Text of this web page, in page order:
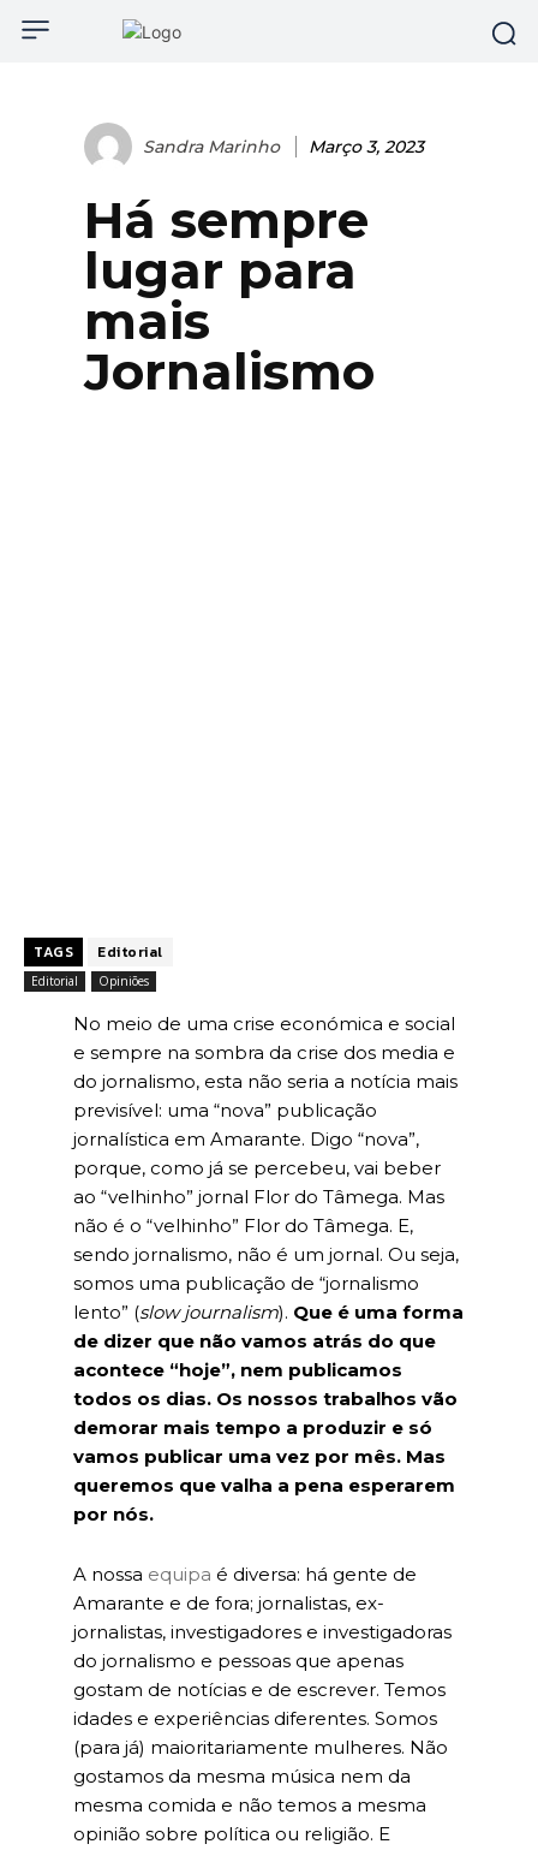
Sandra Marinho Março 3, 2023
Há sempre
lugar para
mais
Jornalismo
TAGS Editorial
Editorial Opiniões
No meio de uma crise económica e social
e sempre na sombra da crise dos media e
do jornalismo, esta não seria a notícia mais
previsível: uma “nova” publicação
jornalística em Amarante. Digo “nova”,
porque, como já se percebeu, vai beber
ao “velhinho” jornal Flor do Tâmega. Mas
não é o “velhinho” Flor do Tâmega. E,
sendo jornalismo, não é um jornal. Ou seja,
somos uma publicação de “jornalismo
lento” (slow journalism). Que é uma forma
de dizer que não vamos atrás do que
acontece “hoje”, nem publicamos
todos os dias. Os nossos trabalhos vão
demorar mais tempo a produzir e só
vamos publicar uma vez por mês. Mas
queremos que valha a pena esperarem
por nós.
A nossa equipa é diversa: há gente de
Amarante e de fora; jornalistas, ex-
jornalistas, investigadores e investigadoras
do jornalismo e pessoas que apenas
gostam de notícias e de escrever. Temos
idades e experiências diferentes. Somos
(para já) maioritariamente mulheres. Não
gostamos da mesma música nem da
mesma comida e não temos a mesma
opinião sobre política ou religião. E